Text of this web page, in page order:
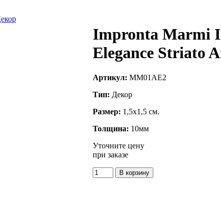
Impronta Marmi
Elegance Striato
Артикул: MM01AE2
Тип: Декор
Размер: 1,5x1,5 см.
Толщина: 10мм
Уточните цену
при заказе